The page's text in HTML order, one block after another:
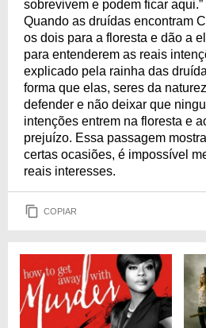
sobrevivem e podem ficar aqui.”
Quando as druídas encontram
os dois para a floresta e dão a
para entenderem as reais
explicado pela rainha das
forma que elas, seres da
defender e não deixar que
intenções entrem na floresta e
prejuízo. Essa passagem
certas ocasiões, é impossível
reais interesses.
COPIAR